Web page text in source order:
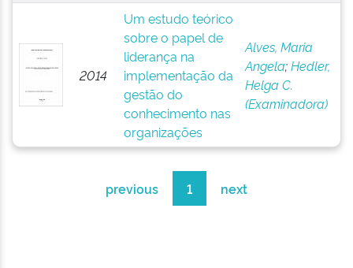
2014
Um estudo teórico
sobre o papel de
liderança na
implementação da
gestão do
conhecimento nas
organizações
Alves, Maria
Angela;Hedler,
Helga C.
(Examinadora)
previous 1 next